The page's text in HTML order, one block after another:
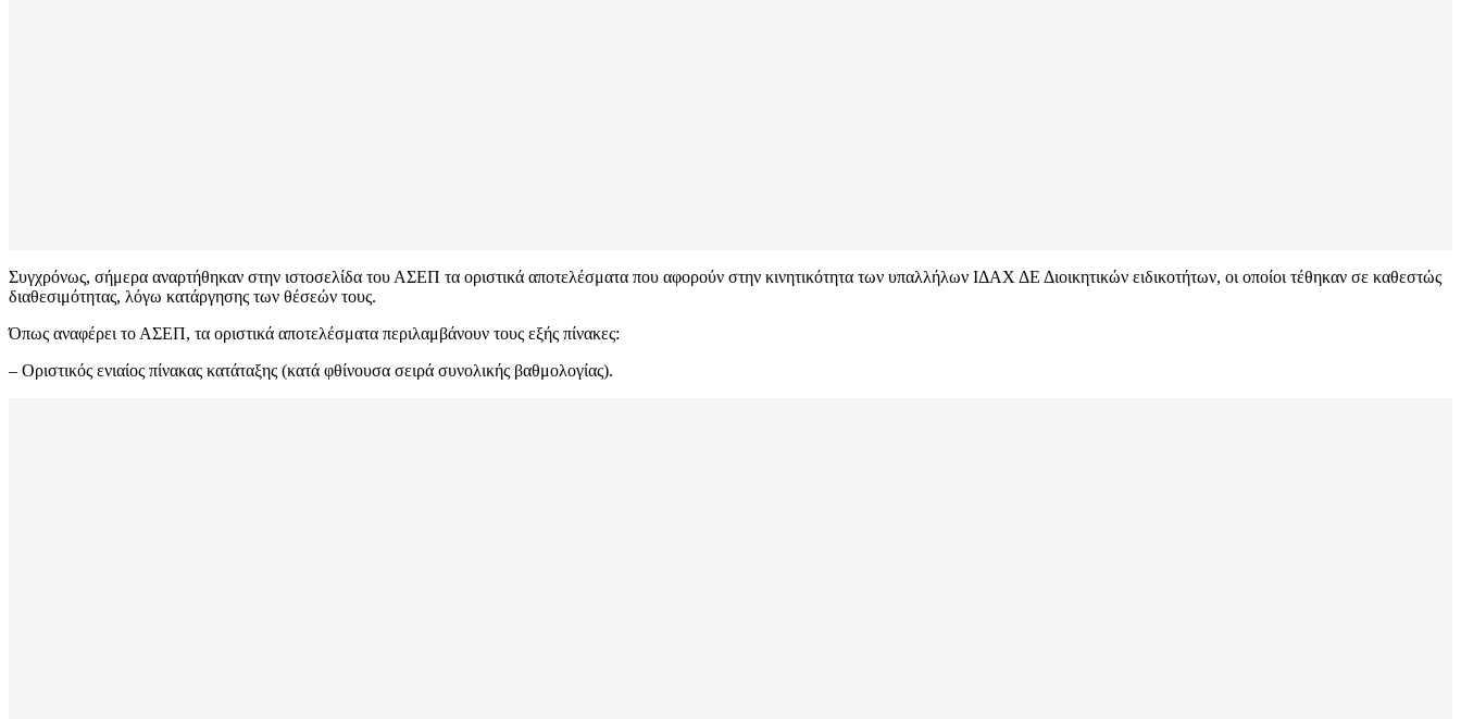
Συγχρόνως, σήμερα αναρτήθηκαν στην ιστοσελίδα του ΑΣΕΠ τα οριστικά αποτελέσματα που αφορούν στην κινητικότητα των υπαλλήλων ΙΔΑΧ ΔΕ Διοικητικών ειδικοτήτων, οι οποίοι τέθηκαν σε καθεστώς
διαθεσιμότητας, λόγω κατάργησης των θέσεών τους.
Όπως αναφέρει το ΑΣΕΠ, τα οριστικά αποτελέσματα περιλαμβάνουν τους εξής πίνακες:
– Οριστικός ενιαίος πίνακας κατάταξης (κατά φθίνουσα σειρά συνολικής βαθμολογίας).